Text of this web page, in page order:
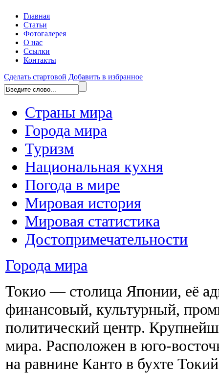
Главная
Статьи
Фотогалерея
О нас
Ссылки
Контакты
Сделать стартовой Добавить в избранное
Страны мира
Города мира
Туризм
Национальная кухня
Погода в мире
Мировая история
Мировая статистика
Достопримечательности
Города мира
Токио — столица Японии, её
финансовый, культурный,
политический центр.
мира. Расположен в юго-
на равнине Канто в бухте